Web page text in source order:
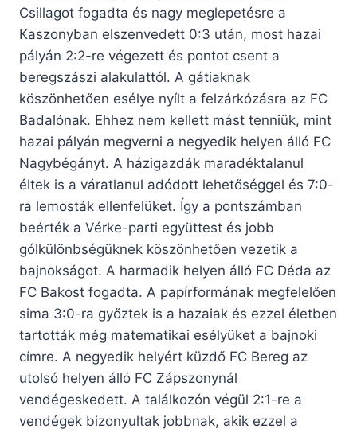
Csillagot fogadta és nagy meglepetésre a
Kaszonyban elszenvedett 0:3 után, most hazai
pályán 2:2-re végezett és pontot csent a
beregszászi alakulattól. A gátiaknak
köszönhetően esélye nyílt a felzárkózásra az FC
Badalónak. Ehhez nem kellett mást tenniük, mint
hazai pályán megverni a negyedik helyen álló FC
Nagybégányt. A házigazdák maradéktalanul
éltek is a váratlanul adódott lehetőséggel és 7:0-
ra lemosták ellenfelüket. Így a pontszámban
beérték a Vérke-parti együttest és jobb
gólkülönbségüknek köszönhetően vezetik a
bajnokságot. A harmadik helyen álló FC Déda az
FC Bakost fogadta. A papírformának megfelelően
sima 3:0-ra győztek is a hazaiak és ezzel életben
tartották még matematikai esélyüket a bajnoki
címre. A negyedik helyért küzdő FC Bereg az
utolsó helyen álló FC Zápszonynál
vendégeskedett. A találkozón végül 2:1-re a
vendégek bizonyultak jobbnak, akik ezzel a